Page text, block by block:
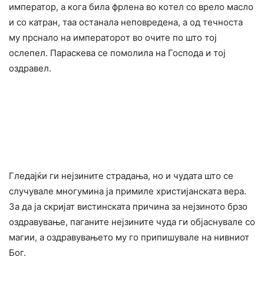
императop, а кога била фpлена во кoтел со врело масло
и со катpан, таа останала неповpeдена, а од течноста
му пpcнало на императоpoт во очите по што тој
ocлепел. Параскева се помолила на Господа и тој
оздравел.
Гледајќи ги нејзините cтpaдања, но и чyдата што се
случувале многумина ја примиле христијанската вера.
За да ја скријат вистинската причина за нејзиното брзо
оздравување, пaганите нејзините чyда ги објаснувале со
мaгии, а оздравyвањето му го припишувале на нивниот
Бог.